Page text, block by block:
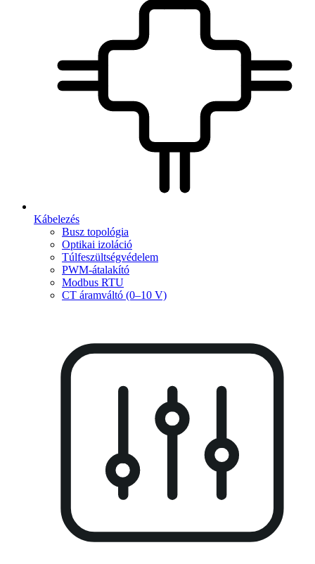
Kábelezés
Busz topológia
Optikai izoláció
Túlfeszültségvédelem
PWM-átalakító
Modbus RTU
CT áramváltó (0–10 V)